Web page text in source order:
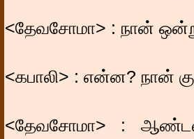
<தேவசோமா> : நான்
<கபாலி> : என்ன? நான்
<தேவசோமா> :